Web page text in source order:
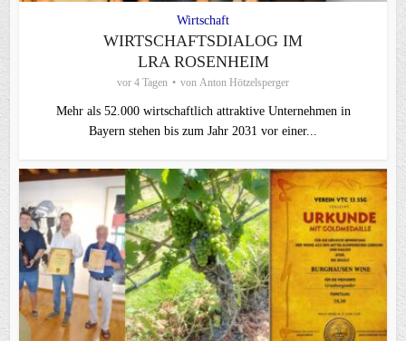
Wirtschaft
WIRTSCHAFTSDIALOG IM
LRA ROSENHEIM
vor 4 Tagen von Anton Hötzelsperger
Mehr als 52.000 wirtschaftlich attraktive Unternehmen in
Bayern stehen bis zum Jahr 2031 vor einer...